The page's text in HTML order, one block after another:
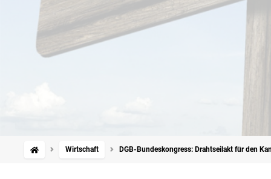
Wirtschaft DGB-Bundeskongress: Drahtseilakt für den